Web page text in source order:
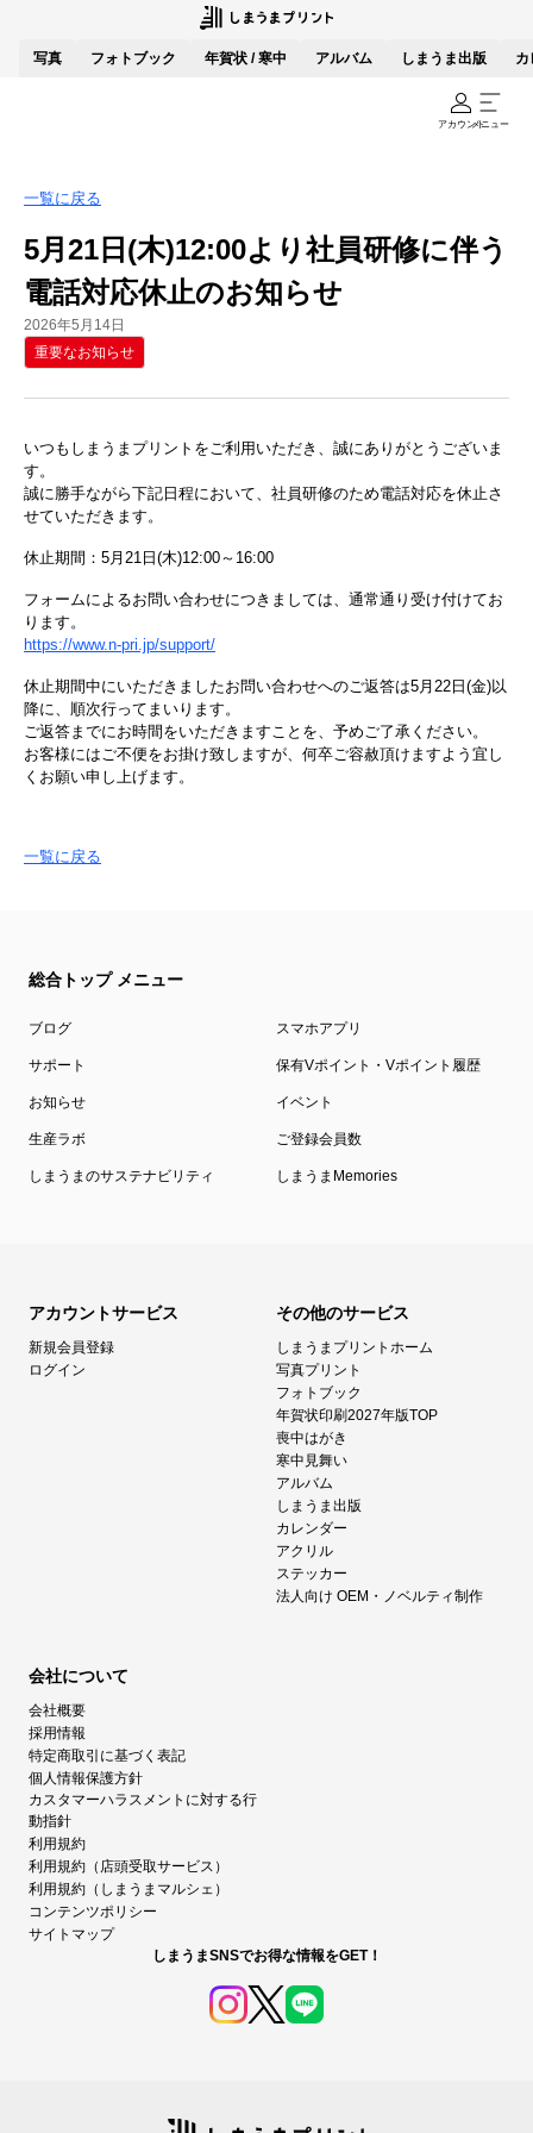
写真 フォトブック 年賀状 / 寒中 アルバム しまうま出版 カ
アカウントメニュー
一覧に戻る
5月21日(木)12:00より社員研修に伴う
電話対応休止のお知らせ
2026年5月14日
重要なお知らせ
いつもしまうまプリントをご利用いただき、誠にありがとうございま
す。
誠に勝手ながら下記日程において、社員研修のため電話対応を休止さ
せていただきます。
休止期間：5月21日(木)12:00～16:00
フォームによるお問い合わせにつきましては、通常通り受け付けてお
ります。
https://www.n-pri.jp/support/
休止期間中にいただきましたお問い合わせへのご返答は5月22日(金)以
降に、順次行ってまいります。
ご返答までにお時間をいただきますことを、予めご了承ください。
お客様にはご不便をお掛け致しますが、何卒ご容赦頂けますよう宜し
くお願い申し上げます。
一覧に戻る
総合トップ メニュー
ブログ スマホアプリ
サポート 保有Vポイント・Vポイント履歴
お知らせ イベント
生産ラボ ご登録会員数
しまうまのサステナビリティ しまうまMemories
アカウントサービス
新規会員登録
ログイン
その他のサービス
しまうまプリントホーム
写真プリント
フォトブック
年賀状印刷2027年版TOP
喪中はがき
寒中見舞い
アルバム
しまうま出版
カレンダー
アクリル
ステッカー
法人向け OEM・ノベルティ制作
会社について
会社概要
採用情報
特定商取引に基づく表記
個人情報保護方針
カスタマーハラスメントに対する行
動指針
利用規約
利用規約（店頭受取サービス）
利用規約（しまうまマルシェ）
コンテンツポリシー
サイトマップ
しまうまSNSでお得な情報をGET！